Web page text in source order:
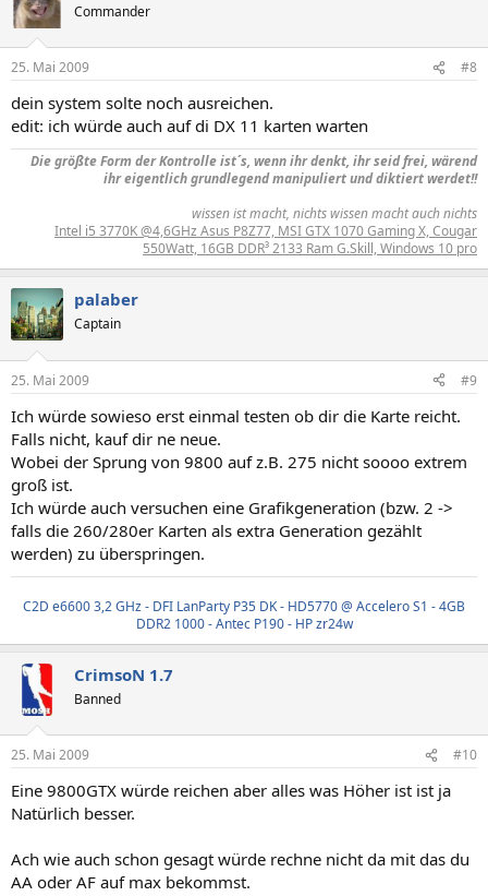
Commander
25. Mai 2009 #8
dein system solte noch ausreichen.
edit: ich würde auch auf di DX 11 karten warten
Die größte Form der Kontrolle ist´s, wenn ihr denkt, ihr seid frei, wärend
ihr eigentlich grundlegend manipuliert und diktiert werdet!!
wissen ist macht, nichts wissen macht auch nichts
Intel i5 3770K @4,6GHz Asus P8Z77, MSI GTX 1070 Gaming X, Cougar
550Watt, 16GB DDR³ 2133 Ram G.Skill, Windows 10 pro
palaber
Captain
25. Mai 2009 #9
Ich würde sowieso erst einmal testen ob dir die Karte reicht.
Falls nicht, kauf dir ne neue.
Wobei der Sprung von 9800 auf z.B. 275 nicht soooo extrem
groß ist.
Ich würde auch versuchen eine Grafikgeneration (bzw. 2 ->
falls die 260/280er Karten als extra Generation gezählt
werden) zu überspringen.
C2D e6600 3,2 GHz - DFI LanParty P35 DK - HD5770 @ Accelero S1 - 4GB
DDR2 1000 - Antec P190 - HP zr24w
CrimsoN 1.7
Banned
25. Mai 2009 #10
Eine 9800GTX würde reichen aber alles was Höher ist ist ja
Natürlich besser.
Ach wie auch schon gesagt würde rechne nicht da mit das du
AA oder AF auf max bekommst.